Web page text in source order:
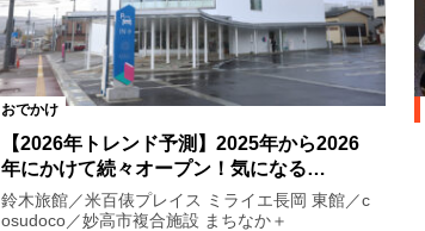
おでかけ
【2026年トレンド予測】2025年から2026
年にかけて続々オープン！気になる…
鈴木旅館／米百俵プレイス ミライエ長岡 東館／c
osudoco／妙高市複合施設 まちなか＋